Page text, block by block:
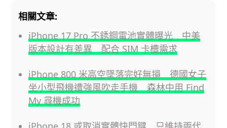
相關文章:
iPhone 17 Pro 不銹鋼電池實體曝光 中美
版本設計有差異 配合 SIM 卡槽需求
iPhone 800 米高空墜落完好無損 德國女子
坐小型飛機遭強風吹走手機 森林中用 Find
My 尋機成功